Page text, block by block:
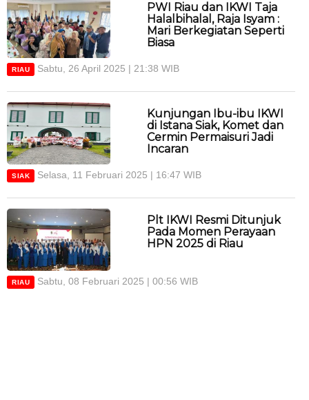
PWI Riau dan IKWI Taja
Halalbihalal, Raja Isyam :
Mari Berkegiatan Seperti
Biasa
RIAU Sabtu, 26 April 2025 | 21:38 WIB
Kunjungan Ibu-ibu IKWI
di Istana Siak, Komet dan
Cermin Permaisuri Jadi
Incaran
SIAK Selasa, 11 Februari 2025 | 16:47 WIB
Plt IKWI Resmi Ditunjuk
Pada Momen Perayaan
HPN 2025 di Riau
RIAU Sabtu, 08 Februari 2025 | 00:56 WIB